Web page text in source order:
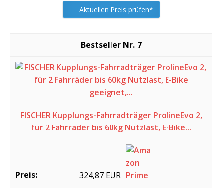
Aktuellen Preis prüfen*
7
FISCHER Kupplungs-Fahrradträger ProlineEvo 2,
für 2 Fahrräder bis 60kg Nutzlast, E-Bike...
324,87 EUR